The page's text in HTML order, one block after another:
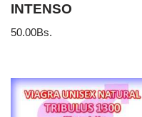
INTENSO
50.00Bs.